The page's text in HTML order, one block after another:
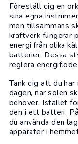
Föreställ dig en
sina egna
men tillsammans
kraftverk fungerar
energi från olika
batterier. Dessa
reglera
Tänk dig att du
dagen, när solen
behöver. Istället
den i ett batteri.
du använda den
apparater i